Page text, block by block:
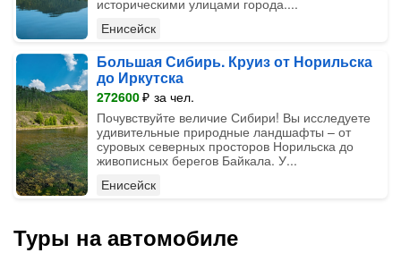
историческими улицами города....
Енисейск
Большая Сибирь. Круиз от Норильска
до Иркутска
272600₽ за чел.
Почувствуйте величие Сибири! Вы исследуете
удивительные природные ландшафты – от
суровых северных просторов Норильска до
живописных берегов Байкала. У...
Енисейск
Туры на автомобиле